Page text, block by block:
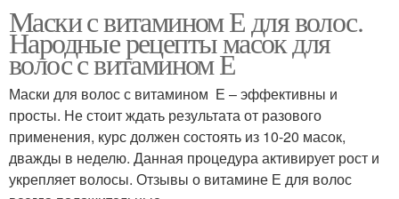
Маски с витамином Е для волос.
Народные рецепты масок для
волос с витамином Е
Маски для волос с витамином Е – эффективны и
просты. Не стоит ждать результата от разового
применения, курс должен состоять из 10-20 масок,
дважды в неделю. Данная процедура активирует рост и
укрепляет волосы. Отзывы о витамине Е для волос